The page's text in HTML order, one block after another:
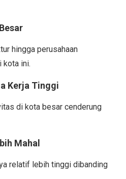
hingga perusahaan
kota ini.
Kerja Tinggi
di kota besar cenderung
Mahal
relatif lebih tinggi dibanding